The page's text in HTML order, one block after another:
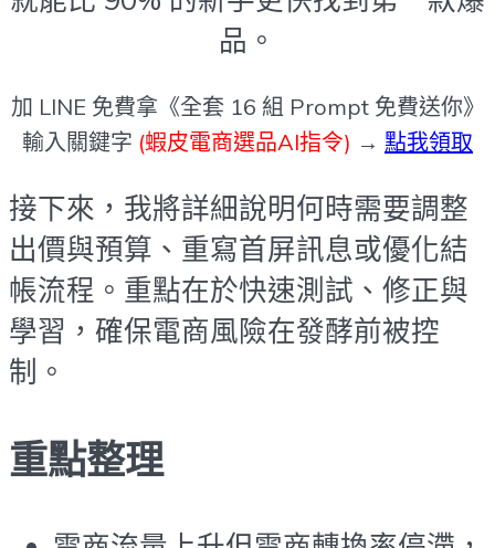
品。
加 LINE 免費拿《全套 16 組 Prompt 免費送你》
輸入關鍵字 (蝦皮電商選品AI指令) → 點我領取
接下來，我將詳細說明何時需要調整
出價與預算、重寫首屏訊息或優化結
帳流程。重點在於快速測試、修正與
學習，確保電商風險在發酵前被控
制。
重點整理